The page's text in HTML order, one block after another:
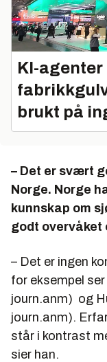
KI-
brukt på
– Det er svært
Norge. Norge
kunnskap om
godt overvåket
– Det er ingen
for eksempel
journ.anm) og
journ.anm).
står i kontrast
sier han.